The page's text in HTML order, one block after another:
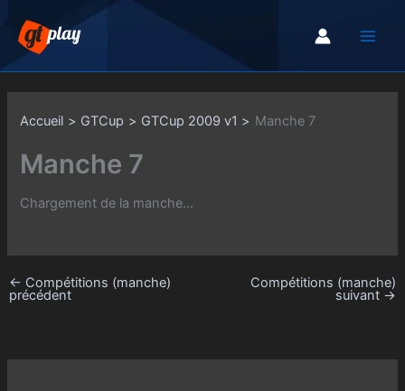
contenu
Accueil GTCup GTCup 2009 v1 Manche 7
Manche 7
Chargement de la manche...
← Compétitions (manche)
précédent
Compétitions (manche)
suivant →